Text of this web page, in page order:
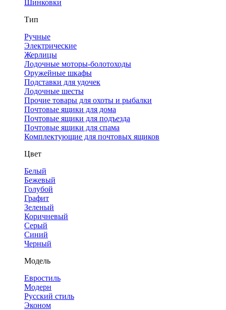
Шинковки
Тип
Ручные
Электрические
Жерлицы
Лодочные моторы-болотоходы
Оружейные шкафы
Подставки для удочек
Лодочные шесты
Прочие товары для охоты и рыбалки
Почтовые ящики для дома
Почтовые ящики для подъезда
Почтовые ящики для спама
Комплектующие для почтовых ящиков
Цвет
Белый
Бежевый
Голубой
Графит
Зеленый
Коричневый
Серый
Синий
Черный
Модель
Евростиль
Модерн
Русский стиль
Эконом